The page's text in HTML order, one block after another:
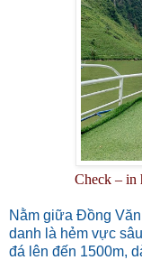
Check – in
Nằm giữa Đồng
danh là hẻm vực
đá lên đến 1500m,